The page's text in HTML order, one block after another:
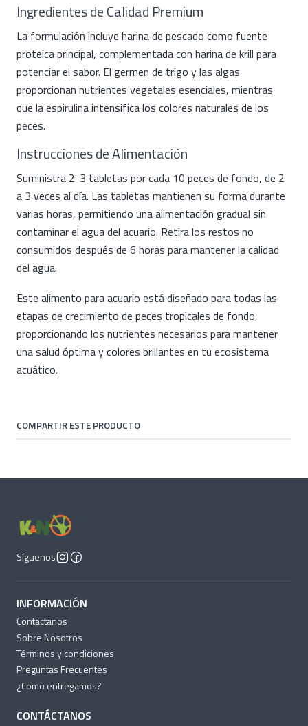
Ingredientes de Calidad Premium
La formulación incluye harina de pescado como fuente
proteica principal, complementada con harina de krill para
potenciar el sabor. El germen de trigo y las algas
proporcionan nutrientes vegetales esenciales, mientras
que la espirulina intensifica los colores naturales de los
peces.
Instrucciones de Alimentación
Suministra 2-3 tabletas por cada 10 peces de fondo, de 2
a 3 veces al día. Las tabletas mantienen su forma durante
varias horas, permitiendo una alimentación gradual sin
contaminar el agua del acuario. Retira los restos no
consumidos después de 6 horas para mantener la calidad
del agua.
Este alimento para acuario está diseñado para todas las
etapas de crecimiento de peces tropicales de fondo,
proporcionando los nutrientes necesarios para mantener
una salud óptima y colores brillantes en tu ecosistema
acuático.
COMPARTIR ESTE PRODUCTO
Síguenos
INFORMACIÓN
Contactanos
Sobre Nosotros
Términos y condiciones
Preguntas Frecuentes
¿Como entregamos?
CONTÁCTANOS